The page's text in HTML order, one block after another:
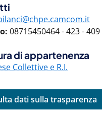
08715450464 - 423 - 409
di appartenenza
Collettive e R.I.
dati sulla trasparenza